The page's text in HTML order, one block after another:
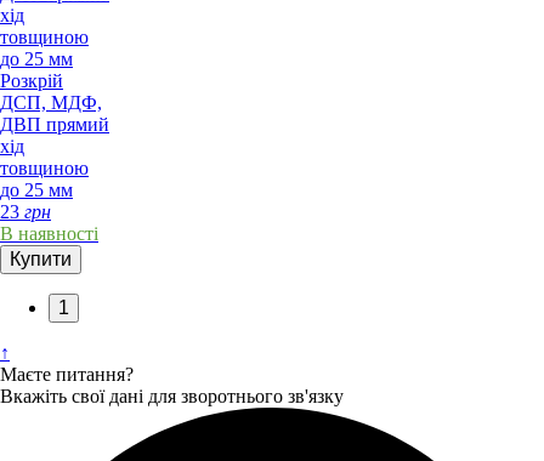
Розкрій
ДСП, МДФ,
ДВП прямий
хід
товщиною
до 25 мм
23 грн
В наявності
Купити
1
↑
Маєте питання?
Вкажіть свої дані для зворотнього зв'язку